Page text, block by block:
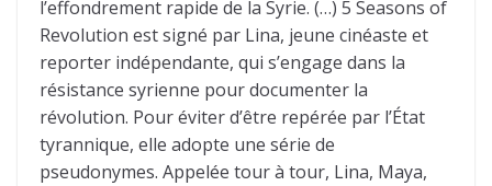
l’effondrement rapide de la Syrie. (…) 5 Seasons of
Revolution est signé par Lina, jeune cinéaste et
reporter indépendante, qui s’engage dans la
résistance syrienne pour documenter la
révolution. Pour éviter d’être repérée par l’État
tyrannique, elle adopte une série de
pseudonymes. Appelée tour à tour, Lina, Maya,